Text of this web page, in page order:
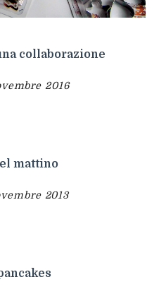
collaborazione
2016
mattino
2013